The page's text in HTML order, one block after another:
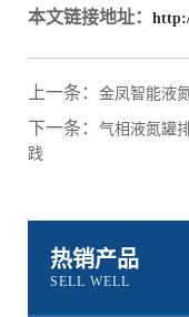
本文链接地址：
上一条： 金凤智能液
下一条： 气相液氮罐
践
热销产品
SELL WELL